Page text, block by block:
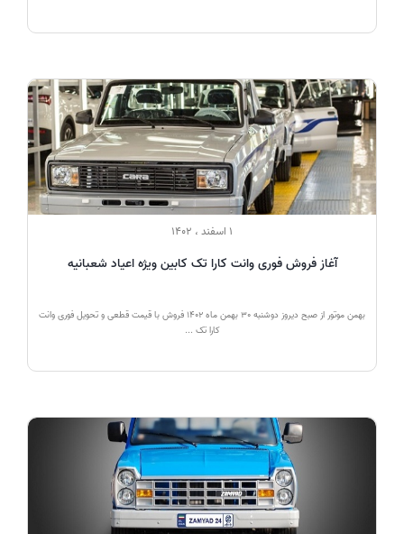
1 اسفند ، 1402
آغاز فروش فوری وانت کارا تک کابین ویژه اعیاد شعبانیه
بهمن موتور از صبح دیروز دوشنبه 30 بهمن ماه 1402 فروش با قیمت قطعی و تحویل فوری وانت
کارا تک ...